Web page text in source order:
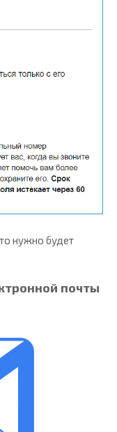
нужно будет
почты